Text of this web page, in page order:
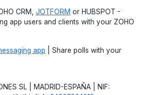
CRM, JOTFORM or HUBSPOT -
app users and clients with your ZOHO
app | Share polls with your
SL | MADRID-ESPAÑA | NIF: